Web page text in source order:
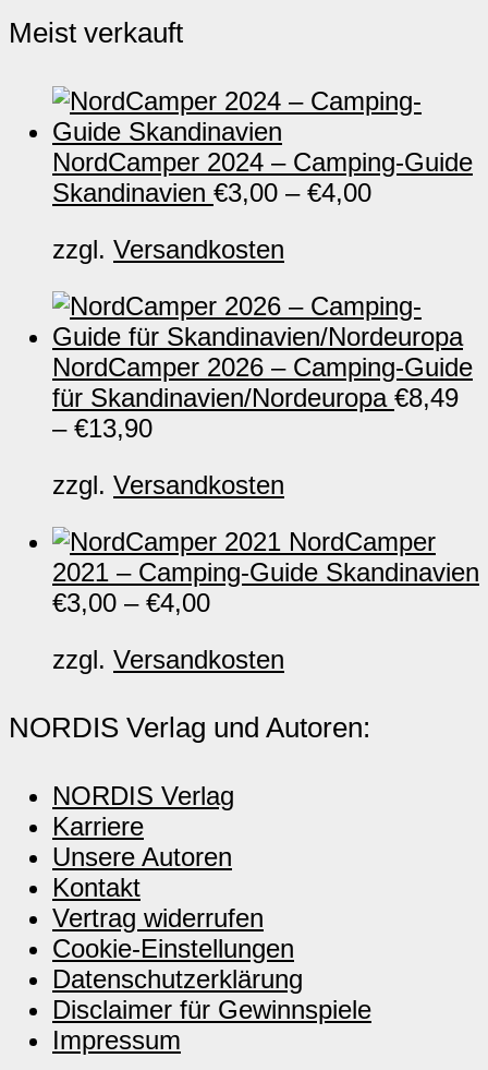
Meist verkauft
NordCamper 2024 – Camping-Guide
Skandinavien €3,00 – €4,00
zzgl. Versandkosten
NordCamper 2026 – Camping-Guide
für Skandinavien/Nordeuropa €8,49
– €13,90
zzgl. Versandkosten
NordCamper
2021 – Camping-Guide Skandinavien
€3,00 – €4,00
zzgl. Versandkosten
NORDIS Verlag und Autoren:
NORDIS Verlag
Karriere
Unsere Autoren
Kontakt
Vertrag widerrufen
Cookie-Einstellungen
Datenschutzerklärung
Disclaimer für Gewinnspiele
Impressum